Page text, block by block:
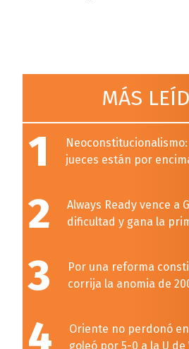
MÁS
1
jueces están por
2
Always Ready vence a
dificultad y gana la
3
Por una reforma
corrija la anomia de
4
Oriente no perdonó
goleó por 5-0 a la U de